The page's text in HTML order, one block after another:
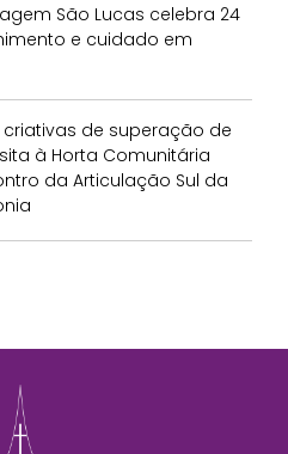
São Lucas celebra 24
e cuidado em
de superação de
à Horta Comunitária
da Articulação Sul da